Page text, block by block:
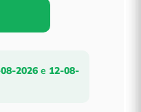
2026 e 12-08-